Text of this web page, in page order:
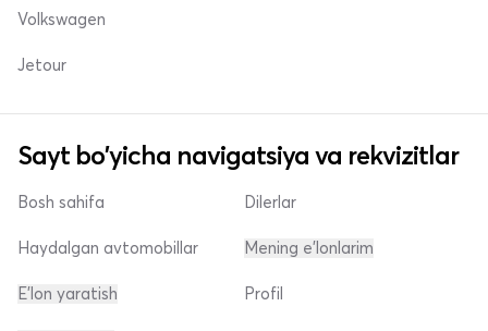
Volkswagen
Jetour
Sayt bo'yicha navigatsiya va rekvizitlar
Bosh sahifa
Haydalgan avtomobillar
E'lon yaratish
Dilerlar
Mening e'lonlarim
Profil